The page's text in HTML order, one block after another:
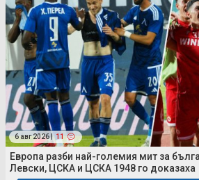
6 авг 2026 | 11
Европа разби най-големия мит за
Левски, ЦСКА и ЦСКА 1948 го доказаха